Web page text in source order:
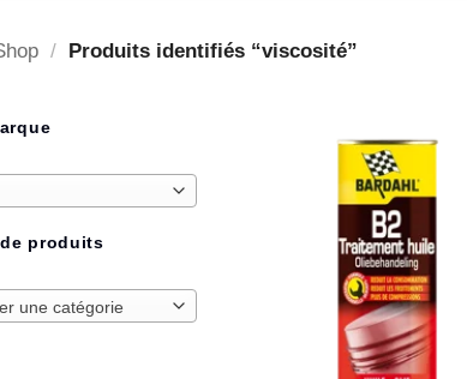
/ Produits identifiés “viscosité”
produits
une catégorie